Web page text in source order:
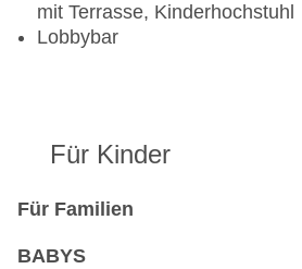
mit Terrasse, Kinderhochstuhl
Lobbybar
Für Kinder
Für Familien
BABYS